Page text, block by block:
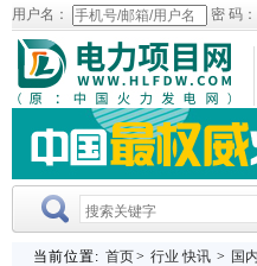
用户名： 密 码：
当前位置: 首页> 行业 快讯 > 国